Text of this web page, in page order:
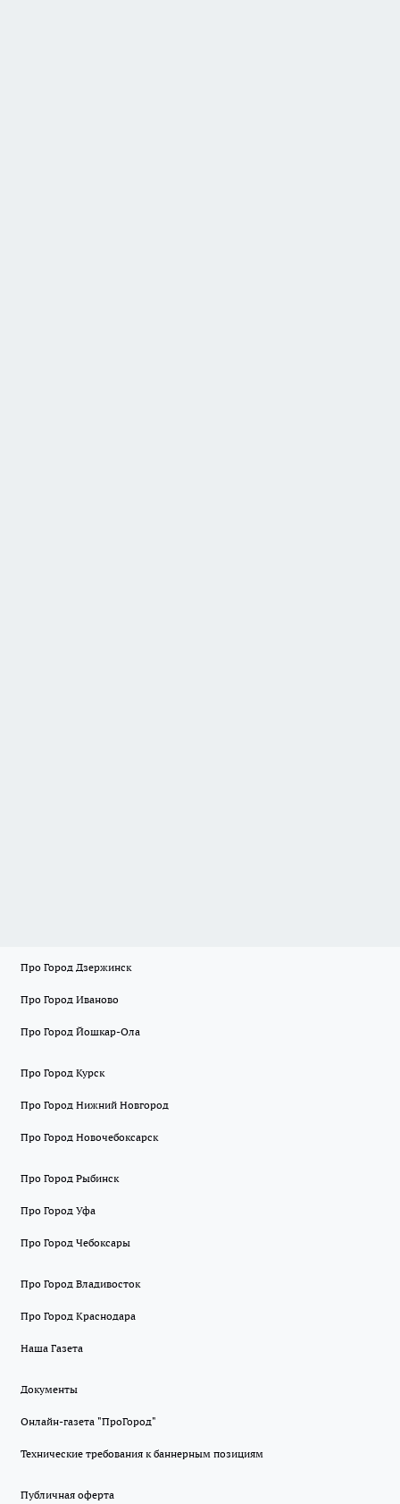
Про Город Дзержинск
Про Город Иваново
Про Город Йошкар-Ола
Про Город Курск
Про Город Нижний Новгород
Про Город Новочебоксарск
Про Город Рыбинск
Про Город Уфа
Про Город Чебоксары
Про Город Владивосток
Про Город Краснодара
Наша Газета
Документы
Онлайн-газета "ПроГород"
Технические требования к баннерным позициям
Публичная оферта